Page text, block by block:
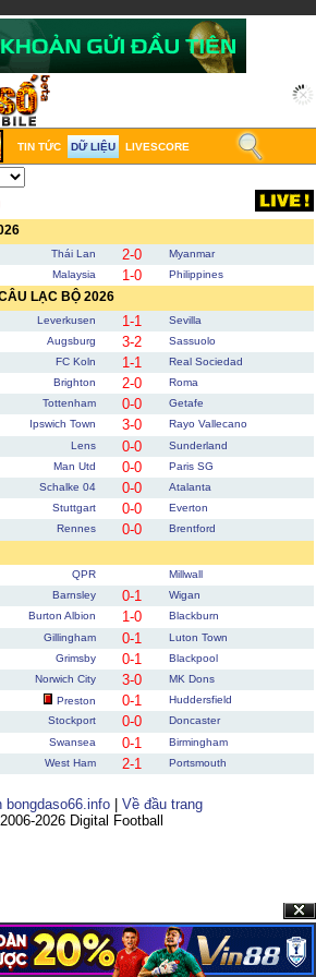
TIN TỨC DỮ LIỆU LIVESCORE
Thái Lan 2-0
Myanmar
Malaysia 1-0 Philippines
LẠC BỘ 2026
Leverkusen 1-1
Sevilla
Augsburg 3-2
Sassuolo
FC Koln 1-1
Real Sociedad
Brighton 2-0
Roma
Tottenham 0-0
Getafe
Ipswich Town 3-0
Rayo Vallecano
Lens 0-0
Sunderland
Man Utd 0-0
Paris SG
Schalke 04 0-0
Atalanta
Stuttgart 0-0
Everton
Rennes 0-0 Brentford
QPR
Millwall
Barnsley 0-1
Wigan
Burton Albion 1-0
Blackburn
Gillingham 0-1
Luton Town
Grimsby 0-1
Blackpool
Norwich City 3-0
MK Dons
Preston 0-1
Huddersfield
Stockport 0-0
Doncaster
Swansea 0-1
Birmingham
West Ham 2-1 Portsmouth
bongdaso66.info
Về đầu trang
2026 Digital Football